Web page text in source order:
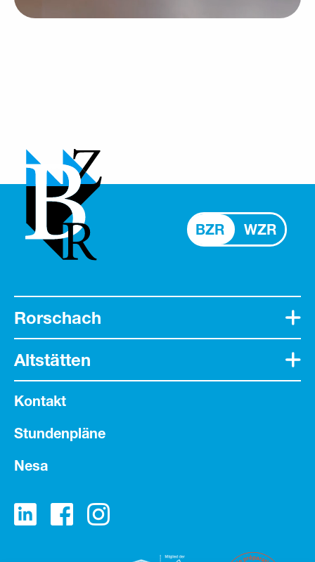
BZR WZR
Rorschach
Altstätten
Kontakt
Stundenpläne
Nesa